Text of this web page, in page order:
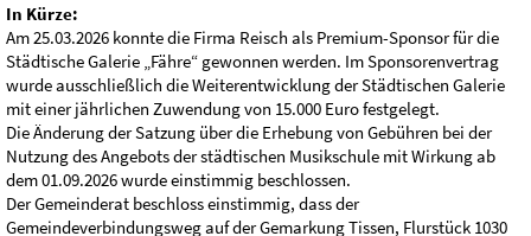
In Kürze:
Am 25.03.2026 konnte die Firma Reisch als Premium-Sponsor für die
Städtische Galerie „Fähre“ gewonnen werden. Im Sponsorenvertrag
wurde ausschließlich die Weiterentwicklung der Städtischen Galerie
mit einer jährlichen Zuwendung von 15.000 Euro festgelegt.
Die Änderung der Satzung über die Erhebung von Gebühren bei der
Nutzung des Angebots der städtischen Musikschule mit Wirkung ab
dem 01.09.2026 wurde einstimmig beschlossen.
Der Gemeinderat beschloss einstimmig, dass der
Gemeindeverbindungsweg auf der Gemarkung Tissen, Flurstück 1030